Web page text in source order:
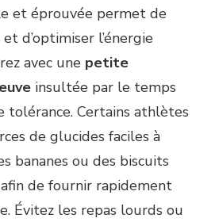
et éprouvée permet de
d’optimiser l’énergie
avec une petite
insultée par le temps
tolérance. Certains athlètes
de glucides faciles à
bananes ou des biscuits
de fournir rapidement
Évitez les repas lourds ou